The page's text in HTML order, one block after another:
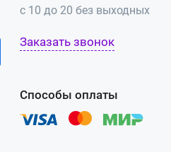
с 10 до 20 без выходных
Заказать звонок
Способы оплаты